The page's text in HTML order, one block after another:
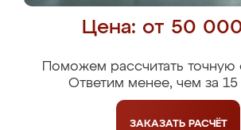
Цена: от 50
Поможем рассчитать точную
Ответим менее, чем за 15
ЗАКАЗАТЬ РАСЧЁТ